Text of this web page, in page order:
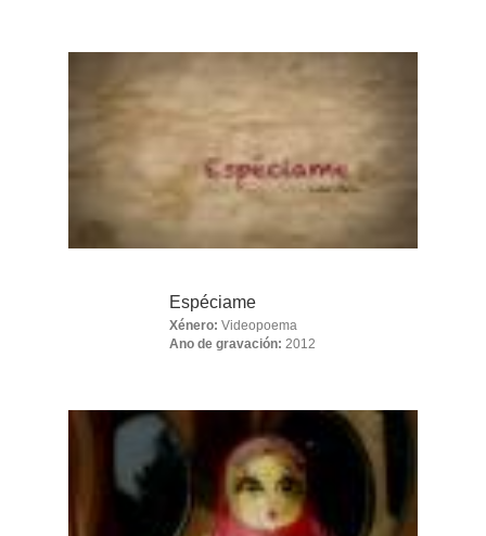
Espéciame
Xénero: Videopoema
Ano de gravación: 2012